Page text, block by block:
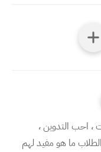
، احب التدوين ،
ما هو مفيد لهم